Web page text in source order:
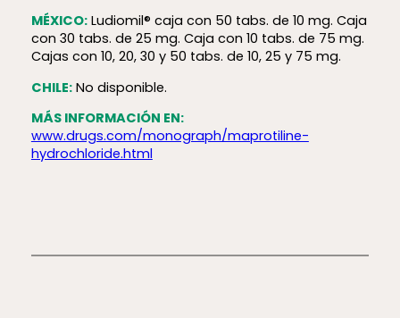
MÉXICO:Ludiomil® caja con 50 tabs. de 10 mg. Caja
con 30 tabs. de 25 mg. Caja con 10 tabs. de 75 mg.
Cajas con 10, 20, 30 y 50 tabs. de 10, 25 y 75 mg.
CHILE:No disponible.
MÁS INFORMACIÓN EN:
www.drugs.com/monograph/maprotiline-
hydrochloride.html